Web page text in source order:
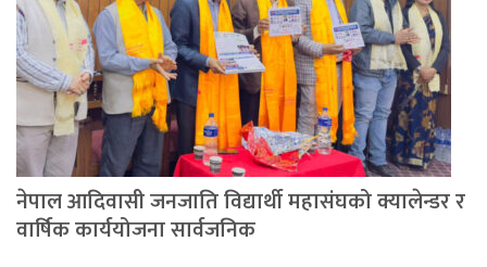
नेपाल आदिवासी जनजाति विद्यार्थी महासंघको क्यालेन्डर र
वार्षिक कार्ययोजना सार्वजनिक